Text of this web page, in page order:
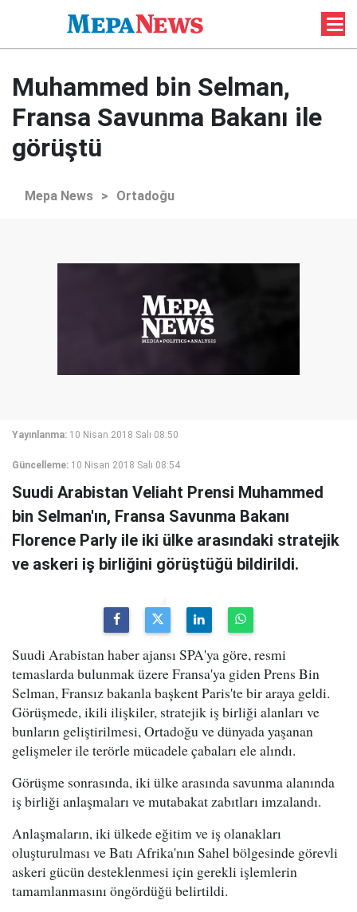
Muhammed bin Selman,
Fransa Savunma Bakanı ile
görüştü
Mepa News > Ortadoğu
Yayınlanma: 10 Nisan 2018 Salı 08:50
Güncelleme: 10 Nisan 2018 Salı 08:54
Suudi Arabistan Veliaht Prensi Muhammed
bin Selman'ın, Fransa Savunma Bakanı
Florence Parly ile iki ülke arasındaki stratejik
ve askeri iş birliğini görüştüğü bildirildi.
Suudi Arabistan haber ajansı SPA'ya göre, resmi
temaslarda bulunmak üzere Fransa'ya giden Prens Bin
Selman, Fransız bakanla başkent Paris'te bir araya geldi.
Görüşmede, ikili ilişkiler, stratejik iş birliği alanları ve
bunların geliştirilmesi, Ortadoğu ve dünyada yaşanan
gelişmeler ile terörle mücadele çabaları ele alındı.
Görüşme sonrasında, iki ülke arasında savunma alanında
iş birliği anlaşmaları ve mutabakat zabıtları imzalandı.
Anlaşmaların, iki ülkede eğitim ve iş olanakları
oluşturulması ve Batı Afrika'nın Sahel bölgesinde görevli
askeri gücün desteklenmesi için gerekli işlemlerin
tamamlanmasını öngördüğü belirtildi.